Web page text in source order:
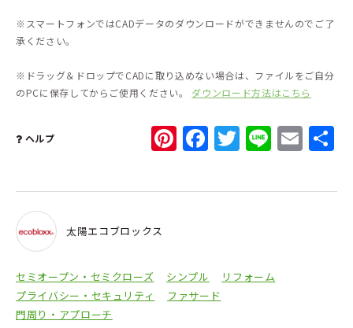
※スマートフォンではCADデータのダウンロードができませんのでご了
承ください。
※ドラッグ＆ドロップでCADに取り込めない場合は、ファイルをご自分
のPCに保存してからご使用ください。 ダウンロード方法はこちら
ヘルプ Pinterest
Facebook
Twitter
Line
太陽エコブロックス
セミオープン・セミクローズ シンプル
リフォーム
プライバシー・セキュリティ
ファサード
門周り・アプローチ